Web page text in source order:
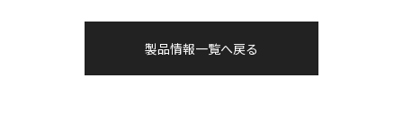
製品情報一覧へ戻る